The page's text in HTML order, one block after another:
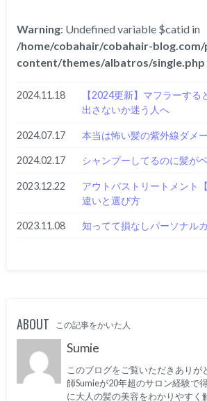
Warning: Undefined variable $catid in
/home/cobahair/cobahair-
content/themes/albatros/single.php
2024.11.18
【2024更新】マフラーす
出さないか迷う人へ
2024.07.17 本当は怖い髪の紫外線ダメ
2024.02.17 シャンプーしてるのに髪が
2023.12.22
アウトバストリートメント
違いと選び方
2023.11.08 知ってて損なしパーソナル
ABOUT この記事をかいた人
Sumie
このブログをご覧いただきありが
師Sumieが20年超のサロン経験で
に大人の髪の美容をわかりやすく